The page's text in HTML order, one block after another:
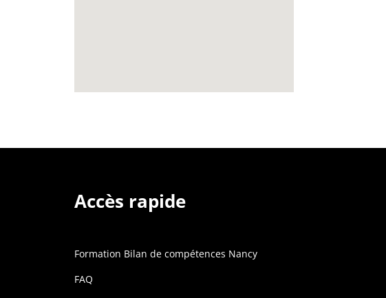
Accès rapide
Formation Bilan de compétences Nancy
FAQ